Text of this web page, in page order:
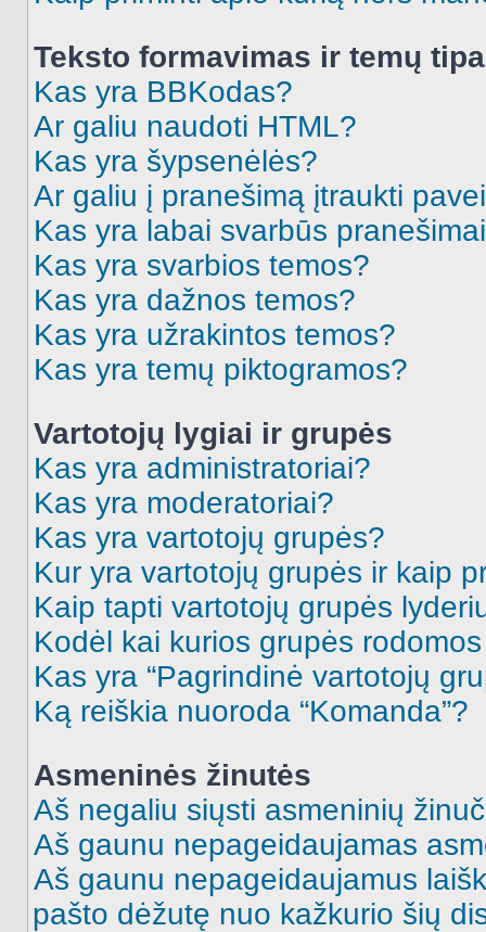
Teksto formavimas ir temų
Kas yra BBKodas?
Ar galiu naudoti HTML?
Kas yra šypsenėlės?
Ar galiu į pranešimą įtraukti
Kas yra labai svarbūs
Kas yra svarbios temos?
Kas yra dažnos temos?
Kas yra užrakintos temos?
Kas yra temų piktogramos?
Vartotojų lygiai ir grupės
Kas yra administratoriai?
Kas yra moderatoriai?
Kas yra vartotojų grupės?
Kur yra vartotojų grupės ir kaip
Kaip tapti vartotojų grupės
Kodėl kai kurios grupės
Kas yra “Pagrindinė vartotojų
Ką reiškia nuoroda “Komanda”?
Asmeninės žinutės
Aš negaliu siųsti asmeninių
Aš gaunu nepageidaujamas
Aš gaunu nepageidaujamus
pašto dėžutę nuo kažkurio šių